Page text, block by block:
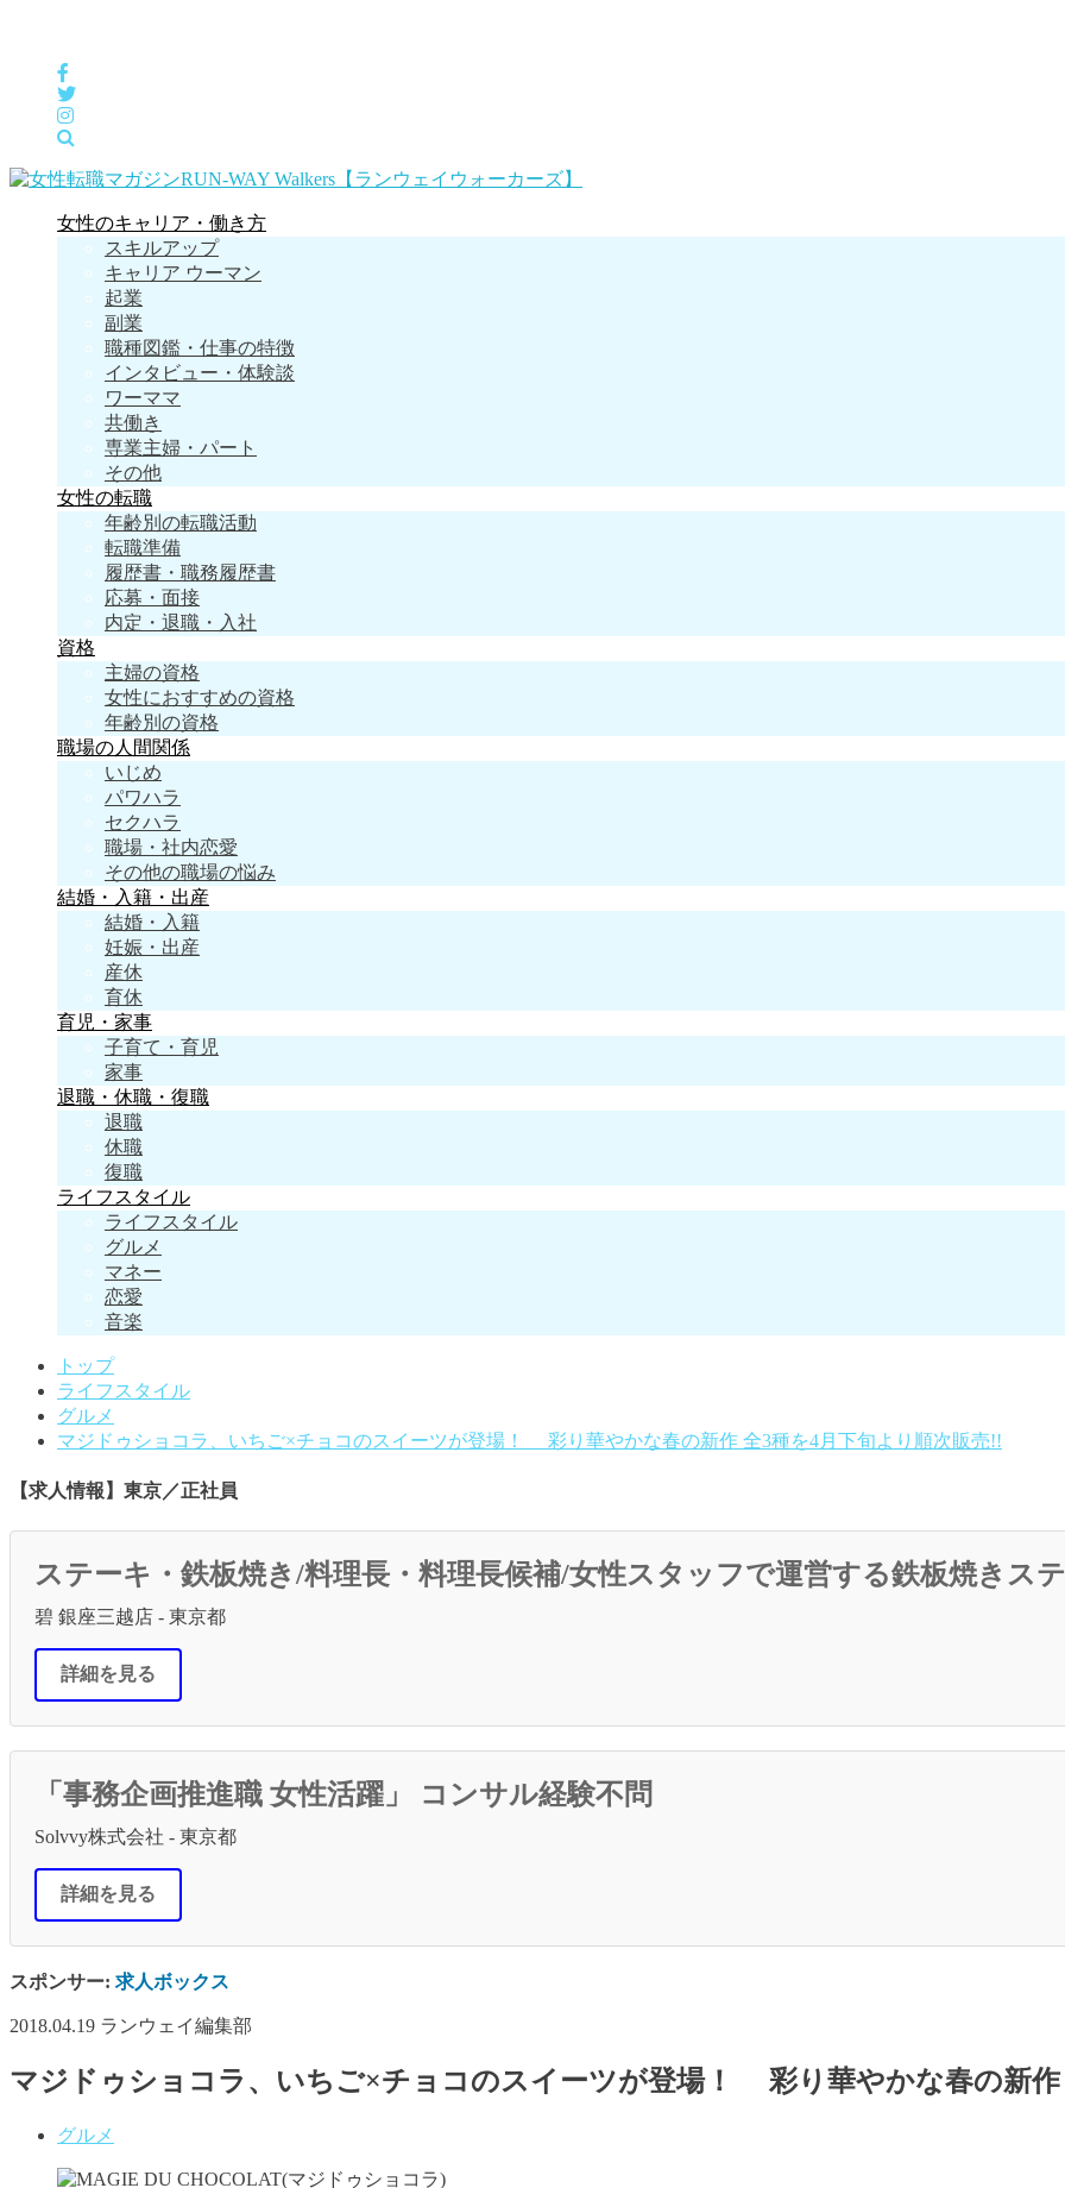
女性のキャリア・働き方
スキルアップ
キャリア ウーマン
起業
副業
職種図鑑・仕事の特徴
インタビュー・体験談
ワーママ
共働き
専業主婦・パート
その他
女性の転職
年齢別の転職活動
転職準備
履歴書・職務履歴書
応募・面接
内定・退職・入社
資格
主婦の資格
女性におすすめの資格
年齢別の資格
職場の人間関係
いじめ
パワハラ
セクハラ
職場・社内恋愛
その他の職場の悩み
結婚・入籍・出産
結婚・入籍
妊娠・出産
産休
育休
育児・家事
子育て・育児
家事
退職・休職・復職
退職
休職
復職
ライフスタイル
ライフスタイル
グルメ
マネー
恋愛
音楽
トップ
ライフスタイル
グルメ
マジドゥショコラ、いちご×チョコのスイーツが登場！ 彩り華やかな春の新作 全3種を4月下旬より順次販売!!
【求人情報】東京／正社員
ステーキ・鉄板焼き/料理長・料理長候補/女性スタッフで運営する鉄板焼きス
碧 銀座三越店 - 東京都
詳細を見る
「事務企画推進職 女性活躍」 コンサル経験不問
Solvvy株式会社 - 東京都
詳細を見る
スポンサー: 求人ボックス
2018.04.19 ランウェイ編集部
マジドゥショコラ、いちご×チョコのスイーツが登場！ 彩り華やかな春の新作
グルメ